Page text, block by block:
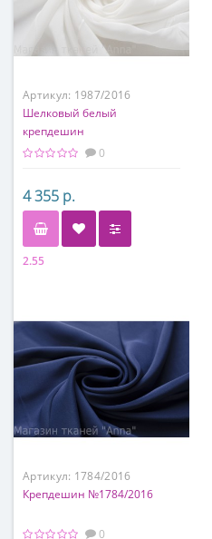
Артикул: 1987/2016
Шелковый белый
крепдешин
0
4 355 р.
2.55
Артикул: 1784/2016
Крепдешин №1784/2016
0